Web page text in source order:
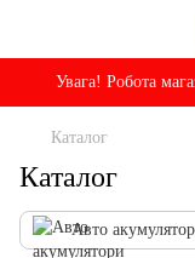
Увага! Робота
Каталог
Каталог
Авто